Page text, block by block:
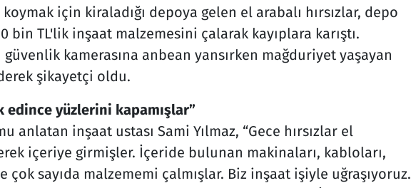
için kiraladığı depoya gelen el arabalı hırsızlar, depo
bin TL'lik inşaat malzemesini çalarak kayıplara karıştı.
güvenlik kamerasına anbean yansırken mağduriyet yaşayan
şikayetçi oldu.
edince yüzlerini kapamışlar”
anlatan inşaat ustası Sami Yılmaz, “Gece hırsızlar el
içeriye girmişler. İçeride bulunan makinaları, kabloları,
çok sayıda malzememi çalmışlar. Biz inşaat işiyle uğraşıyoruz.